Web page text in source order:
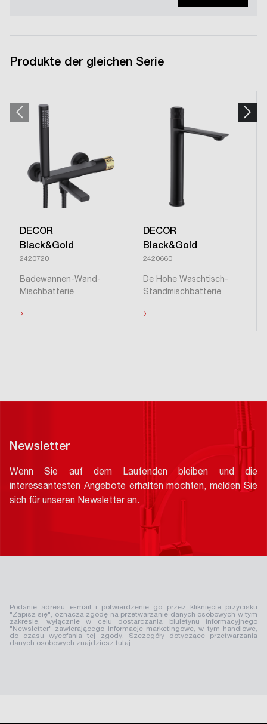
Produkte der gleichen Serie
DECOR
Black&Gold
2420720
Badewannen-Wand-
Mischbatterie
›
DECOR
Black&Gold
2420660
De Hohe Waschtisch-
Standmischbatterie
›
Newsletter
Wenn Sie auf dem Laufenden bleiben und die
interessantesten Angebote erhalten möchten, melden Sie
sich für unseren Newsletter an.
Podanie adresu e-mail i potwierdzenie go przez kliknięcie przycisku
"Zapisz się", oznacza zgodę na przetwarzanie danych osobowych w tym
zakresie, wyłącznie w celu dostarczania biuletynu informacyjnego
"Newsletter" zawierającego informacje marketingowe, w tym handlowe,
do czasu wycofania tej zgody. Szczegóły dotyczące przetwarzania
danych osobowych znajdziesz tutaj.